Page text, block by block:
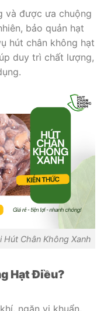
và được ưa chuộng
bảo quản hạt
hút chân không hạt
duy trì chất lượng,
Hút Chân Không Xanh
Hạt Điều?
ngăn vi khuẩn,